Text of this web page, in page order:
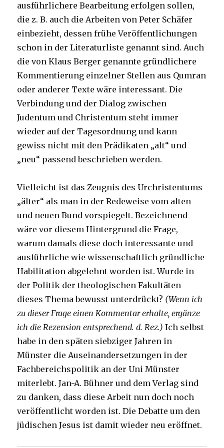
ausführlichere Bearbeitung erfolgen sollen,
die z. B. auch die Arbeiten von Peter Schäfer
einbezieht, dessen frühe Veröffentlichungen
schon in der Literaturliste genannt sind. Auch
die von Klaus Berger genannte gründlichere
Kommentierung einzelner Stellen aus Qumran
oder anderer Texte wäre interessant. Die
Verbindung und der Dialog zwischen
Judentum und Christentum steht immer
wieder auf der Tagesordnung und kann
gewiss nicht mit den Prädikaten „alt“ und
„neu“ passend beschrieben werden.
Vielleicht ist das Zeugnis des Urchristentums
„älter“ als man in der Redeweise vom alten
und neuen Bund vorspiegelt. Bezeichnend
wäre vor diesem Hintergrund die Frage,
warum damals diese doch interessante und
ausführliche wie wissenschaftlich gründliche
Habilitation abgelehnt worden ist. Wurde in
der Politik der theologischen Fakultäten
dieses Thema bewusst unterdrückt? (Wenn ich
zu dieser Frage einen Kommentar erhalte, ergänze
ich die Rezension entsprechend. d. Rez.) Ich selbst
habe in den späten siebziger Jahren in
Münster die Auseinandersetzungen in der
Fachbereichspolitik an der Uni Münster
miterlebt. Jan-A. Bühner und dem Verlag sind
zu danken, dass diese Arbeit nun doch noch
veröffentlicht worden ist. Die Debatte um den
jüdischen Jesus ist damit wieder neu eröffnet.